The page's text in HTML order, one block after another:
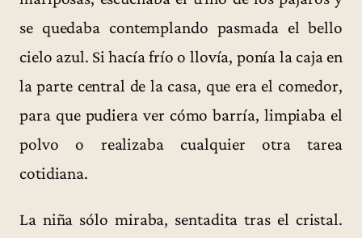
se quedaba contemplando pasmada el bello
cielo azul. Si hacía frío o llovía, ponía la caja en
la parte central de la casa, que era el comedor,
para que pudiera ver cómo barría, limpiaba el
polvo o realizaba cualquier otra tarea
cotidiana.
La niña sólo miraba, sentadita tras el cristal.